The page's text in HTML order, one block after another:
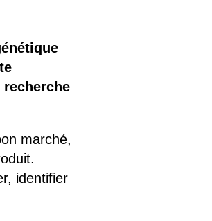
marché,
identifier